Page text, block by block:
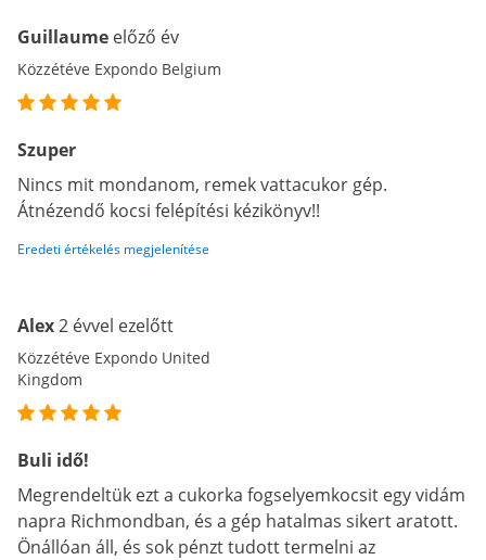
Guillaume előző év
Közzétéve Expondo Belgium
Szuper
Nincs mit mondanom, remek vattacukor gép.
Átnézendő kocsi felépítési kézikönyv!!
Eredeti értékelés megjelenítése
Alex2 évvel ezelőtt
Közzétéve Expondo United
Kingdom
Buli idő!
Megrendeltük ezt a cukorka fogselyemkocsit egy vidám
napra Richmondban, és a gép hatalmas sikert aratott.
Önállóan áll, és sok pénzt tudott termelni az